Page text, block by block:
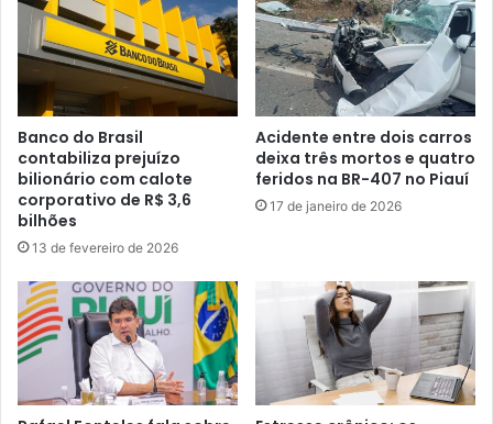
Banco do Brasil
contabiliza prejuízo
bilionário com calote
corporativo de R$ 3,6
bilhões
13 de fevereiro de 2026
Acidente entre dois carros
deixa três mortos e quatro
feridos na BR-407 no Piauí
17 de janeiro de 2026